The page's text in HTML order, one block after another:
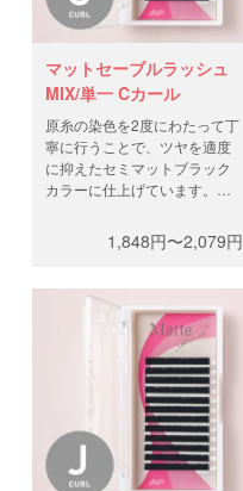
マットセーブルラッシュ
MIX/単一 Cカール
原糸の染色を2度にわたって丁
寧に行うことで、ツヤを適度
に抑えたセミマットブラック
カラーに仕上げています。自
品な仕上がりに。
太 さ：0.10/0.12/0.15/0.20mm
（8,9,13mm/1列、
10,11,12mm/3列）または、
本 数：12列（約4,400
本/0.10mm、約3,700
本/0.12mm、約3,200
本/0.15mm、約2,400
本/0.20mm）
1,848円〜2,079円